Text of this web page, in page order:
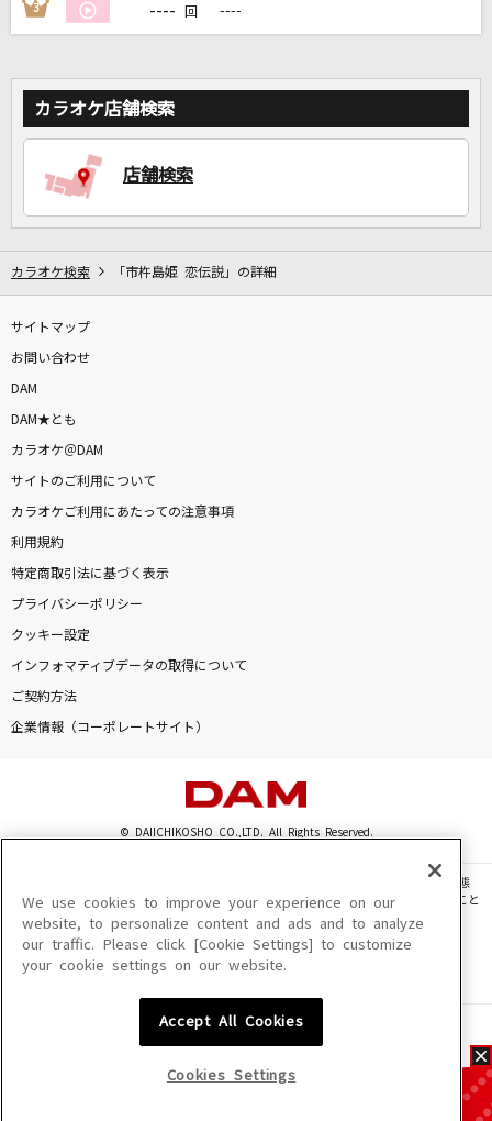
カラオケ最新情報をチェック！
DAMに会員登録・ログインして
3 ---- 回 ----
カラオケ店舗検索
店舗検索
カラオケ検索 「市杵島姫 恋伝説」の詳細
サイトマップ
お問い合わせ
DAM
DAM★とも
カラオケ＠DAM
サイトのご利用について
カラオケご利用にあたっての注意事項
利用規約
特定商取引法に基づく表示
プライバシーポリシー
クッキー設定
インフォマティブデータの取得について
ご契約方法
企業情報（コーポレートサイト）
© DAIICHIKOSHO CO.,LTD. All Rights Reserved.
このサイトに掲載されている一切の文章・画像・写真・動画・音声等を、手段や形態
を問わず、著作権法の定める範囲を超えて無断で複製、転載、ファイル化などすること
を禁じます。
楽曲及びコンテンツは、機種によりご利用いただけない場合があります。
楽曲及びコンテンツの配信日、配信内容が変更になる場合があります。
We use cookies to improve your experience on our
website, to personalize content and ads and to analyze
our traffic. Please click [Cookie Settings] to customize
your cookie settings on our website.
Accept All Cookies
Cookies Settings